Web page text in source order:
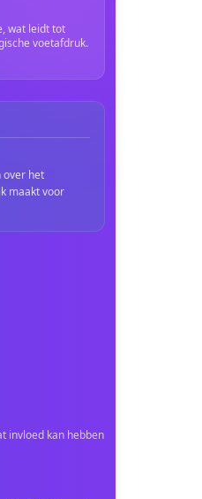
wat leidt tot
voetafdruk.
over het
maakt voor
invloed kan hebben